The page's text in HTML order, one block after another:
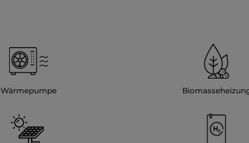
Wärmepumpe